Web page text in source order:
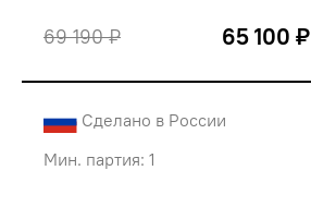
69 190 ₽
65 100 ₽
Сделано в России
Мин. партия: 1